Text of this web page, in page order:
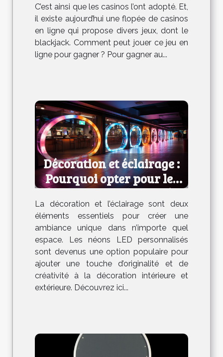
C’est ainsi que les casinos l’ont adopté. Et,
il existe aujourd’hui une flopée de casinos
en ligne qui propose divers jeux, dont le
blackjack. Comment peut jouer ce jeu en
ligne pour gagner ? Pour gagner au...
Décoration et éclairage :
Pourquoi opter pour les
néons LED personnalisés ?
La décoration et l’éclairage sont deux
éléments essentiels pour créer une
ambiance unique dans n’importe quel
espace. Les néons LED personnalisés
sont devenus une option populaire pour
ajouter une touche d’originalité et de
créativité à la décoration intérieure et
extérieure. Découvrez ici...